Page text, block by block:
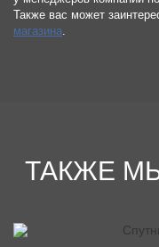
Также вас может
магазина
ТАКЖЕ